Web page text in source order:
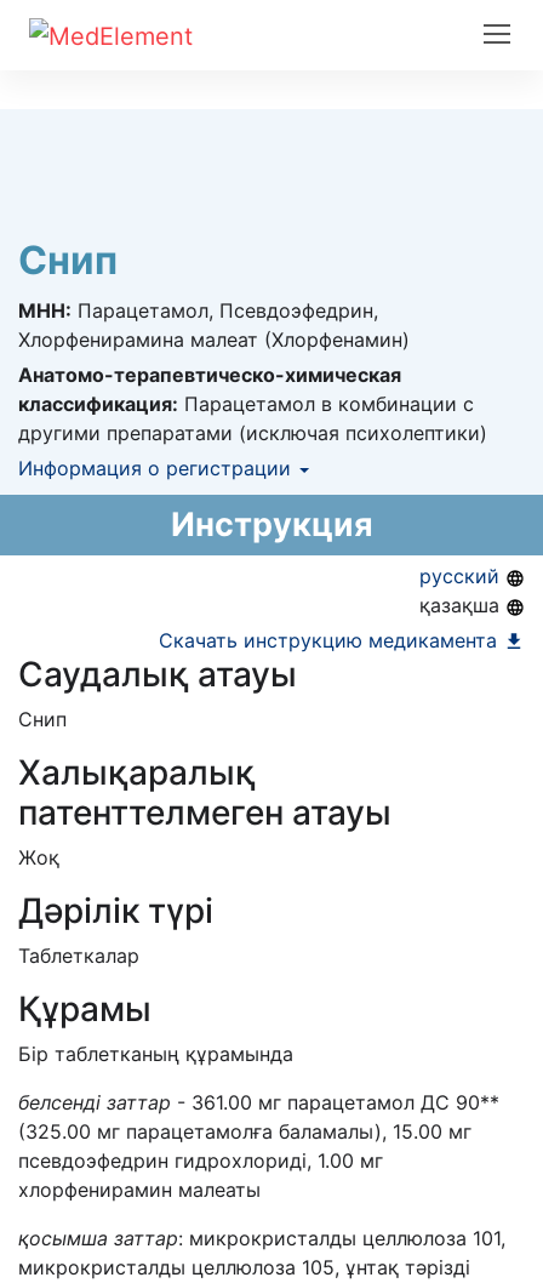
Снип
МНН: Парацетамол, Псевдоэфедрин,
Хлорфенирамина малеат (Хлорфенамин)
Анатомо-терапевтическо-химическая
классификация: Парацетамол в комбинации с
другими препаратами (исключая психолептики)
Информация о регистрации
Информация о регистрации в РК:07.10.2014 -
Инструкция
русский
қазақша
Скачать инструкцию медикамента
Саудалық атауы
Снип
Халықаралық
патенттелмеген атауы
Жоқ
Дәрілік түрі
Таблеткалар
Құрамы
Бір таблетканың құрамында
белсенді заттар - 361.00 мг парацетамол ДС 90**
(325.00 мг парацетамолға баламалы), 15.00 мг
псевдоэфедрин гидрохлориді, 1.00 мг
хлорфенирамин малеаты
қосымша заттар: микрокристалды целлюлоза 101,
микрокристалды целлюлоза 105, ұнтақ тәрізді